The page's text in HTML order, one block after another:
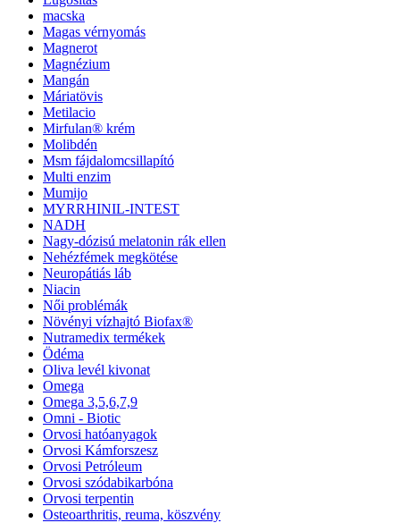
macska
Magas vérnyomás
Magnerot
Magnézium
Mangán
Máriatövis
Metilacio
Mirfulan® krém
Molibdén
Msm fájdalomcsillapító
Multi enzim
Mumijo
MYRRHINIL-INTEST
NADH
Nagy-dózisú melatonin rák ellen
Nehézfémek megkötése
Neuropátiás láb
Niacin
Női problémák
Növényi vízhajtó Biofax®
Nutramedix termékek
Ödéma
Oliva levél kivonat
Omega
Omega 3,5,6,7,9
Omni - Biotic
Orvosi hatóanyagok
Orvosi Kámforszesz
Orvosi Petróleum
Orvosi szódabikarbóna
Orvosi terpentin
Osteoarthritis, reuma, köszvény